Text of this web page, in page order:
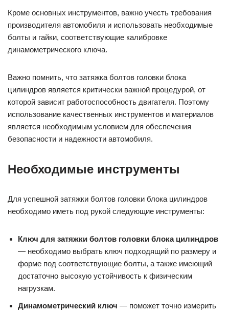
Кроме основных инструментов, важно учесть требования
производителя автомобиля и использовать необходимые
болты и гайки, соответствующие калибровке
динамометрического ключа.
Важно помнить, что затяжка болтов головки блока
цилиндров является критически важной процедурой, от
которой зависит работоспособность двигателя. Поэтому
использование качественных инструментов и материалов
является необходимым условием для обеспечения
безопасности и надежности автомобиля.
Необходимые инструменты
Для успешной затяжки болтов головки блока цилиндров
необходимо иметь под рукой следующие инструменты:
Ключ для затяжки болтов головки блока цилиндров
— необходимо выбрать ключ подходящий по размеру и
форме под соответствующие болты, а также имеющий
достаточно высокую устойчивость к физическим
нагрузкам.
Динамометрический ключ — поможет точно измерить